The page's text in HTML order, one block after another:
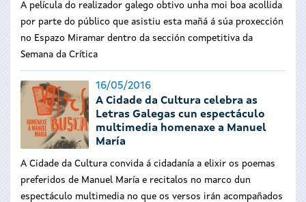
A película do realizador galego obtivo unha moi boa acollida
por parte do público que asistiu esta mañá á súa proxección
no Espazo Miramar dentro da sección competitiva da
Semana da Crítica
16/05/2016
A Cidade da Cultura celebra as
Letras Galegas cun espectáculo
multimedia homenaxe a Manuel
María
A Cidade da Cultura convida á cidadanía a elixir os poemas
preferidos de Manuel María e recitalos no marco dun
espectáculo multimedia no que os versos irán acompañados